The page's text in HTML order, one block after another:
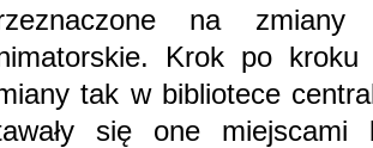
na zmiany
Krok po kroku
tak w bibliotece
się one miejscami